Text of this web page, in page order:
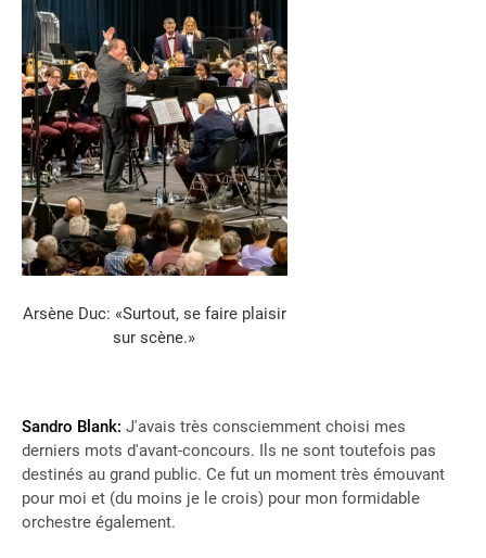
Arsène Duc: «Surtout, se faire plaisir
sur scène.»
Sandro Blank: J'avais très consciemment choisi mes
derniers mots d'avant-concours. Ils ne sont toutefois pas
destinés au grand public. Ce fut un moment très émouvant
pour moi et (du moins je le crois) pour mon formidable
orchestre également.